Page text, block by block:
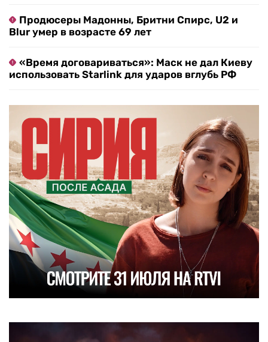
Продюсеры Мадонны, Бритни Спирс, U2 и
Blur умер в возрасте 69 лет
«Время договариваться»: Маск не дал Киеву
использовать Starlink для ударов вглубь РФ